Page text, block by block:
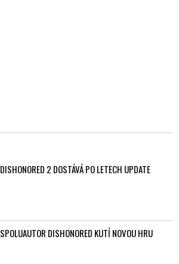
DISHONORED 2 DOSTÁVÁ PO LETECH UPDATE
SPOLUAUTOR DISHONORED KUTÍ NOVOU HRU